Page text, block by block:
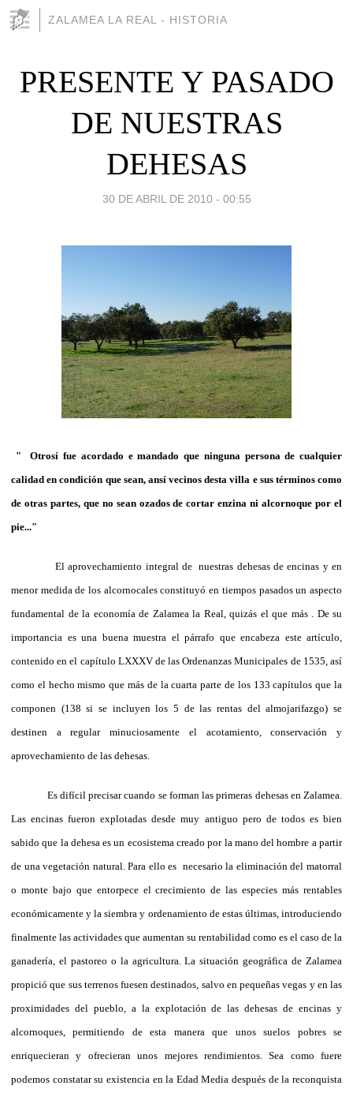
ZALAMEA LA REAL - HISTORIA
PRESENTE Y PASADO
DE NUESTRAS
DEHESAS
30 DE ABRIL DE 2010 - 00:55
" Otrosí fue acordado e mandado que ninguna persona de cualquier
calidad en condición que sean, ansí vecinos desta villa e sus términos como
de otras partes, que no sean ozados de cortar enzina ni alcornoque por el
pie..."
El aprovechamiento integral de nuestras dehesas de encinas y en
menor medida de los alcornocales constituyó en tiempos pasados un aspecto
fundamental de la economía de Zalamea la Real, quizás el que más . De su
importancia es una buena muestra el párrafo que encabeza este artículo,
contenido en el capítulo LXXXV de las Ordenanzas Municipales de 1535, así
como el hecho mismo que más de la cuarta parte de los 133 capítulos que la
componen (138 si se incluyen los 5 de las rentas del almojarifazgo) se
destinen a regular minuciosamente el acotamiento, conservación y
aprovechamiento de las dehesas.
Es difícil precisar cuando se forman las primeras dehesas en Zalamea.
Las encinas fueron explotadas desde muy antiguo pero de todos es bien
sabido que la dehesa es un ecosistema creado por la mano del hombre a partir
de una vegetación natural. Para ello es necesario la eliminación del matorral
o monte bajo que entorpece el crecimiento de las especies más rentables
económicamente y la siembra y ordenamiento de estas últimas, introduciendo
finalmente las actividades que aumentan su rentabilidad como es el caso de la
ganadería, el pastoreo o la agricultura. La situación geográfica de Zalamea
propició que sus terrenos fuesen destinados, salvo en pequeñas vegas y en las
proximidades del pueblo, a la explotación de las dehesas de encinas y
alcornoques, permitiendo de esta manera que unos suelos pobres se
enriquecieran y ofrecieran unos mejores rendimientos. Sea como fuere
podemos constatar su existencia en la Edad Media después de la reconquista